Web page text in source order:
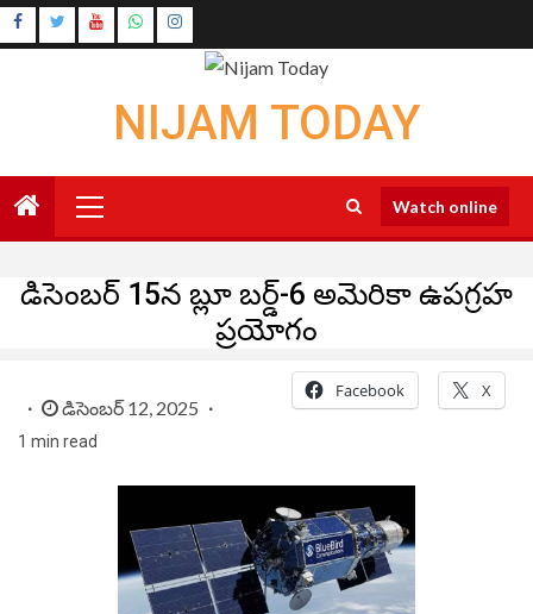
Skip
to
Instagram
NIJAM TODAY
Menu
Watch online
డిసెంబర్ 15న బ్లూ బర్డ్-6 అమెరికా ఉపగ్రహ
ప్రయోగం
డిసెంబర్ 12, 2025
1 min read
Facebook X